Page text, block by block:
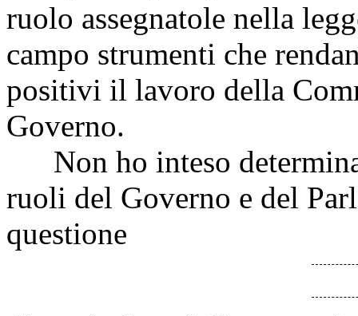
ruolo assegnatole nella
campo strumenti che
positivi il lavoro della
Governo.
Non ho inteso
ruoli del Governo e del
questione